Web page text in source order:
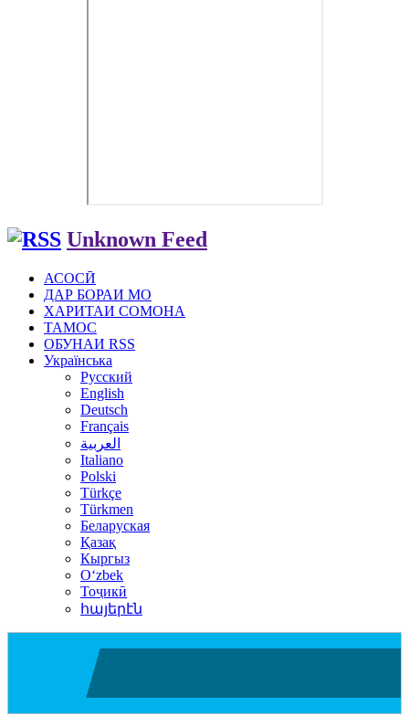
Unknown Feed
АСОСӢ
ДАР БОРАИ МО
ХАРИТАИ СОМОНА
ТАМОС
ОБУНАИ RSS
Українська
Русский
English
Deutsch
Français
العربية
Italiano
Polski
Türkçe
Türkmen
Беларуская
Қазақ
Кыргыз
Oʻzbek
Тоҷикӣ
հայերէն